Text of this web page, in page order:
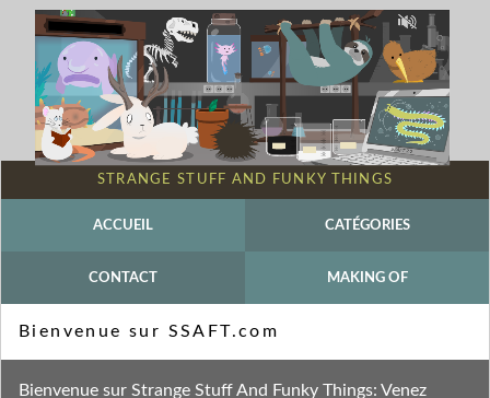
STRANGE STUFF AND FUNKY THINGS
ACCUEIL CATÉGORIES
CONTACT MAKING OF
Bienvenue sur SSAFT.com
Bienvenue sur Strange Stuff And Funky Things: Venez